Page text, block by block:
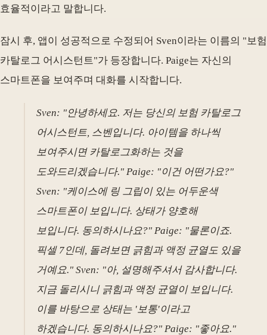
효율적이라고 말합니다.
잠시 후, 앱이 성공적으로 수정되어 Sven이라는 이름의 "보험
카탈로그 어시스턴트"가 등장합니다. Paige는 자신의
스마트폰을 보여주며 대화를 시작합니다.
Sven: "안녕하세요. 저는 당신의 보험 카탈로그
어시스턴트, 스벤입니다. 아이템을 하나씩
보여주시면 카탈로그화하는 것을
도와드리겠습니다." Paige: "이건 어떤가요?"
Sven: "케이스에 링 그립이 있는 어두운색
스마트폰이 보입니다. 상태가 양호해
보입니다. 동의하시나요?" Paige: "물론이죠.
픽셀 7인데, 돌려보면 긁힘과 액정 균열도 있을
거예요." Sven: "아, 설명해주셔서 감사합니다.
지금 돌리시니 긁힘과 액정 균열이 보입니다.
이를 바탕으로 상태는 '보통'이라고
하겠습니다. 동의하시나요?" Paige: "좋아요."